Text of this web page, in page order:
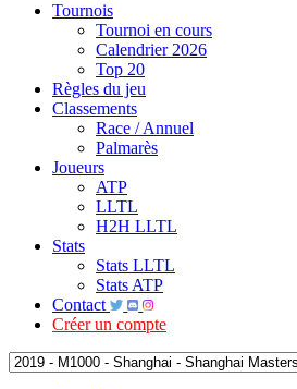
Tournois
Tournoi en cours
Calendrier 2026
Top 20
Règles du jeu
Classements
Race / Annuel
Palmarès
Joueurs
ATP
LLTL
H2H LLTL
Stats
Stats LLTL
Stats ATP
Contact
Créer un compte